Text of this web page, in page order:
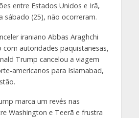
entre Estados Unidos e Irã,
sábado (25), não ocorreram.
iraniano Abbas Araghchi
com autoridades paquistanesas,
Trump cancelou a viagem
americanos para Islamabad,
marca um revés nas
Washington e Teerã e frustra